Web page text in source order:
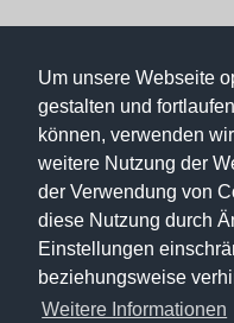
Um unsere Webseite
gestalten und
können, verwenden
weitere Nutzung der
der Verwendung von
diese Nutzung durch
Einstellungen
beziehungsweise
Weitere Informationen